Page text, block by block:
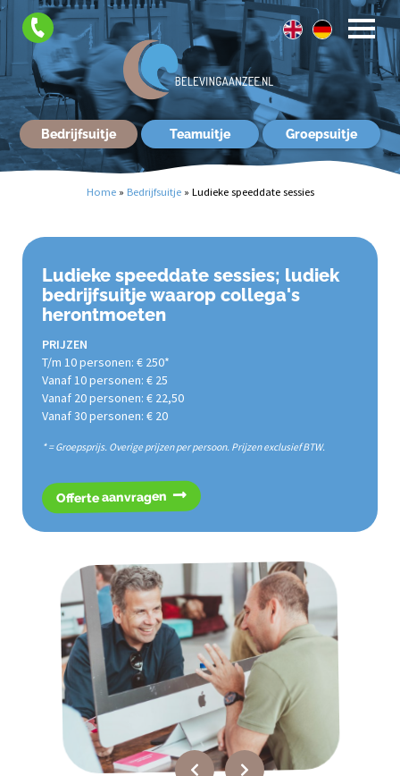
Bedrijfsuitje Teamuitje Groepsuitje
Contact
Home » Bedrijfsuitje » Ludieke speeddate sessies
Ludieke speeddate sessies; ludiek
bedrijfsuitje waarop collega's
herontmoeten
PRIJZEN
T/m 10 personen: € 250*
Vanaf 10 personen: € 25
Vanaf 20 personen: € 22,50
Vanaf 30 personen: € 20
* = Groepsprijs. Overige prijzen per persoon. Prijzen exclusief BTW.
Offerte aanvragen